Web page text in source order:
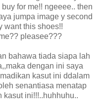
for me!! ngeeee.. then
jumpa image y second
want this shoes!!
pleasee???
bahawa tiada siapa lah
dengan ini saya
kasut ini ddalam
senantiasa menatap
kasut ini!!!..huhhuhu..